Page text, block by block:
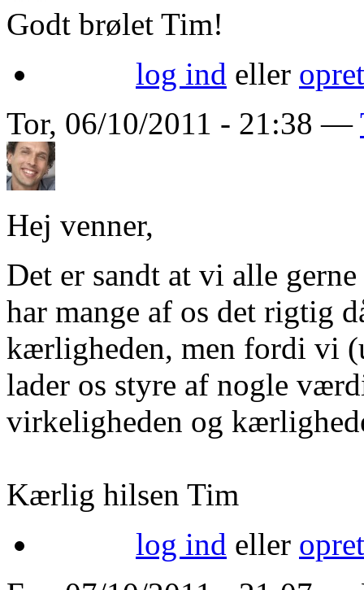
Godt brølet Tim!
log ind eller
Tor, 06/10/2011 - 21:38 —
Hej venner,
Det er sandt at vi alle
har mange af os det rigtig
kærligheden, men fordi vi
lader os styre af nogle
virkeligheden og
Kærlig hilsen Tim
log ind eller